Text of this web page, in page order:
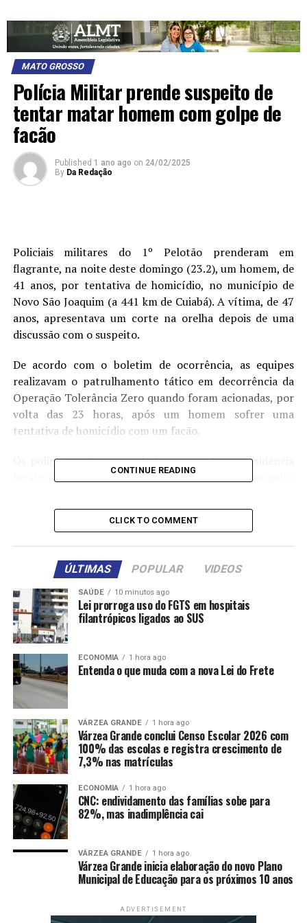
MATO GROSSO
Polícia Militar prende suspeito de
tentar matar homem com golpe de
facão
Published 1 ano ago on 24/02/2025
By Da Redação
Policiais militares do 1º Pelotão prenderam em
flagrante, na noite deste domingo (23.2), um homem, de
41 anos, por tentativa de homicídio, no município de
Novo São Joaquim (a 441 km de Cuiabá). A vítima, de 47
anos, apresentava um corte na orelha depois de uma
discussão com o suspeito.
De acordo com o boletim de ocorrência, as equipes
realizavam o patrulhamento tático em decorrência da
Operação Tolerância Zero quando foram acionadas, por
volta das 23 horas, após um homem sofrer uma
tentativa de homicídio com um facão.
Os policiais militares se deslocaram até uma residência
localizada na Rua Mato Grosso, identificaram o suspeito
estava ingerindo bebidas alcoólicas com um rapaz e
começaram a discutir.
Conforme o suspeito, a vítima teria proferido palavras
de baixo calão contra uma mulher. O homem pegou um
facão e passou a agredir a vítima, que sofreu um corte
na orelha do lado esquerdo. Os militares encontraram o
facão escondido no quintal da casa.
Após o ataque, a vítima fugiu do local e foi encontrada
em sua residência. Os policiais militares a levaram até o
Hospital Municipal para atendimento médico. O
suspeito foi encaminhado à delegacia para registro do
boletim de ocorrência.
Disque-denúncia
Militar de qualquer cidade do Estado, sem precisar se
identificar, por meio do 190 ou 0800.065.3939.
Fonte:Governo MT – MT
CONTINUE READING
CLICK TO COMMENT
ÚLTIMAS POPULAR VIDEOS
SAÚDE 10 minutos ago
Lei prorroga uso do FGTS em hospitais
filantrópicos ligados ao SUS
ECONOMIA 1 hora ago
Entenda o que muda com a nova Lei do Frete
VÁRZEA GRANDE 1 hora ago
Várzea Grande conclui Censo Escolar 2026 com
100% das escolas e registra crescimento de
7,3% nas matrículas
ECONOMIA 1 hora ago
CNC: endividamento das famílias sobe para
82%, mas inadimplência cai
VÁRZEA GRANDE 1 hora ago
Várzea Grande inicia elaboração do novo Plano
Municipal de Educação para os próximos 10 anos
ADVERTISEMENT